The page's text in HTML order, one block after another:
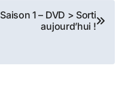
Saison 1 – DVD > Sorti
aujourd’hui !